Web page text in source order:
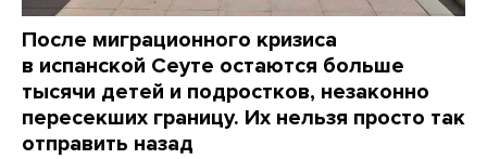
После миграционного кризиса
в испанской Сеуте остаются больше
тысячи детей и подростков, незаконно
пересекших границу. Их нельзя просто так
отправить назад